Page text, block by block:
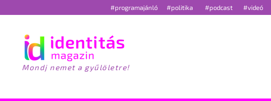
#programajánló #politika #podcast #videó
Mondj nemet a gyűlöletre!